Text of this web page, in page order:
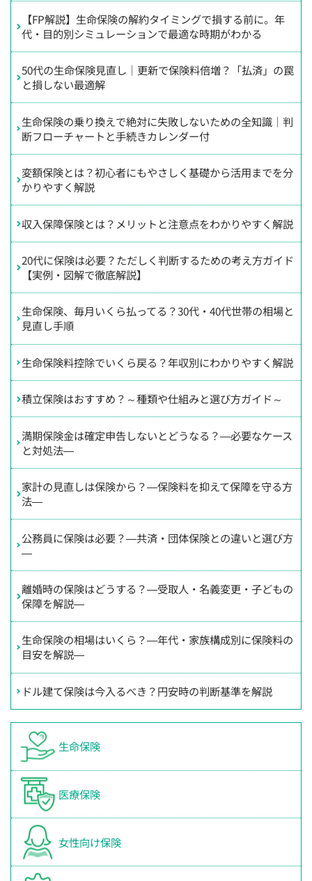
【FP解説】生命保険の解約タイミングで損する前に。年
代・目的別シミュレーションで最適な時期がわかる
50代の生命保険見直し｜更新で保険料倍増？「払済」の罠
と損しない最適解
生命保険の乗り換えで絶対に失敗しないための全知識｜判
断フローチャートと手続きカレンダー付
変額保険とは？初心者にもやさしく基礎から活用までを分
かりやすく解説
収入保障保険とは？メリットと注意点をわかりやすく解説
20代に保険は必要？ただしく判断するための考え方ガイド
【実例・図解で徹底解説】
生命保険、毎月いくら払ってる？30代・40代世帯の相場と
見直し手順
生命保険料控除でいくら戻る？年収別にわかりやすく解説
積立保険はおすすめ？～種類や仕組みと選び方ガイド～
満期保険金は確定申告しないとどうなる？―必要なケース
と対処法―
家計の見直しは保険から？―保険料を抑えて保障を守る方
法―
公務員に保険は必要？―共済・団体保険との違いと選び方
―
離婚時の保険はどうする？―受取人・名義変更・子どもの
保障を解説―
生命保険の相場はいくら？―年代・家族構成別に保険料の
目安を解説―
ドル建て保険は今入るべき？円安時の判断基準を解説
生命保険
医療保険
女性向け保険